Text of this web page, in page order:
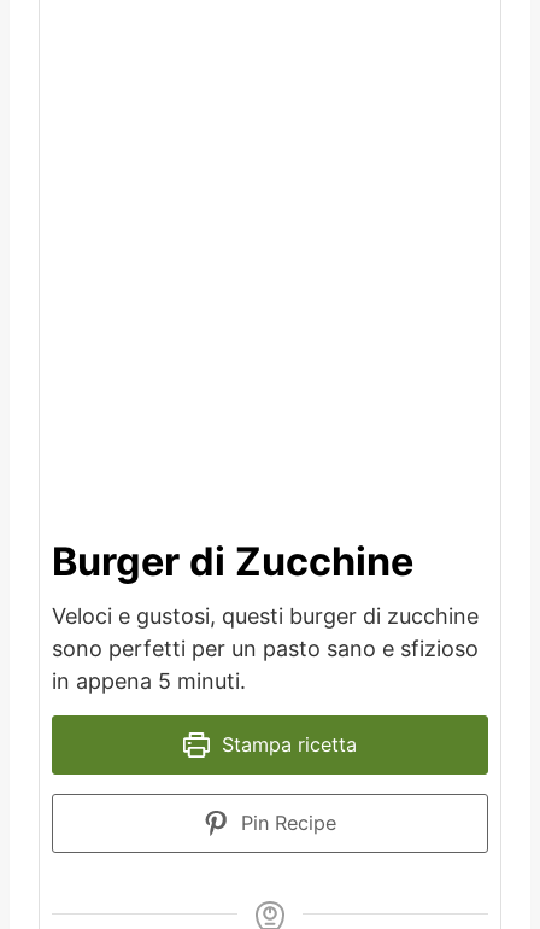
Burger di Zucchine
Veloci e gustosi, questi burger di zucchine
sono perfetti per un pasto sano e sfizioso
in appena 5 minuti.
Stampa ricetta
Pin Recipe